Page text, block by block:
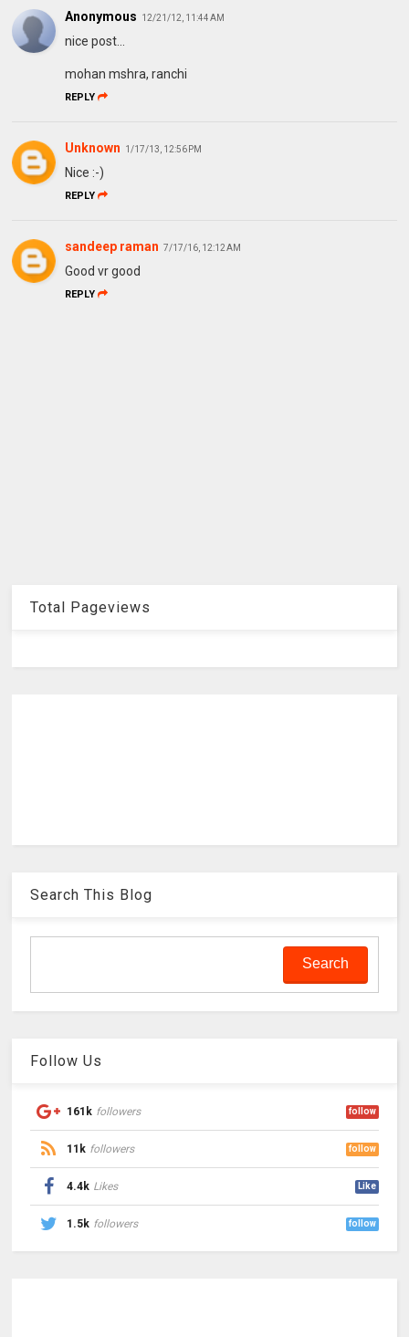
Anonymous 12/21/12, 11:44 AM
nice post...
mohan mshra, ranchi
REPLY
Unknown 1/17/13, 12:56 PM
Nice :-)
REPLY
sandeep raman 7/17/16, 12:12 AM
Good vr good
REPLY
Total Pageviews
Search This Blog
Follow Us
161k followers follow
11k followers follow
4.4k Likes Like
1.5k followers follow